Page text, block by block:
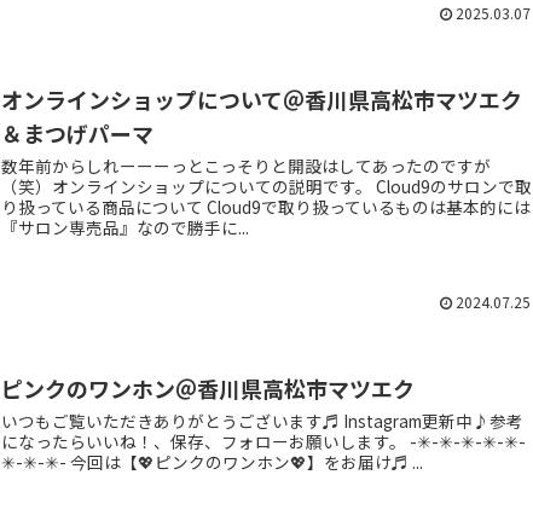
2025.03.07
オンラインショップについて＠香川県高松市マツエク
＆まつげパーマ
数年前からしれーーーっとこっそりと開設はしてあったのですが
（笑）オンラインショップについての説明です。 Cloud9のサロンで取
り扱っている商品について Cloud9で取り扱っているものは基本的には
『サロン専売品』なので勝手に...
2024.07.25
ピンクのワンホン＠香川県高松市マツエク
いつもご覧いただきありがとうございます♬ Instagram更新中♪参考
になったらいいね！、保存、フォローお願いします。 -✳︎-✳︎-✳︎-✳︎-✳︎-
✳︎-✳︎-✳︎- 今回は【💖ピンクのワンホン💖】をお届け♬ ...